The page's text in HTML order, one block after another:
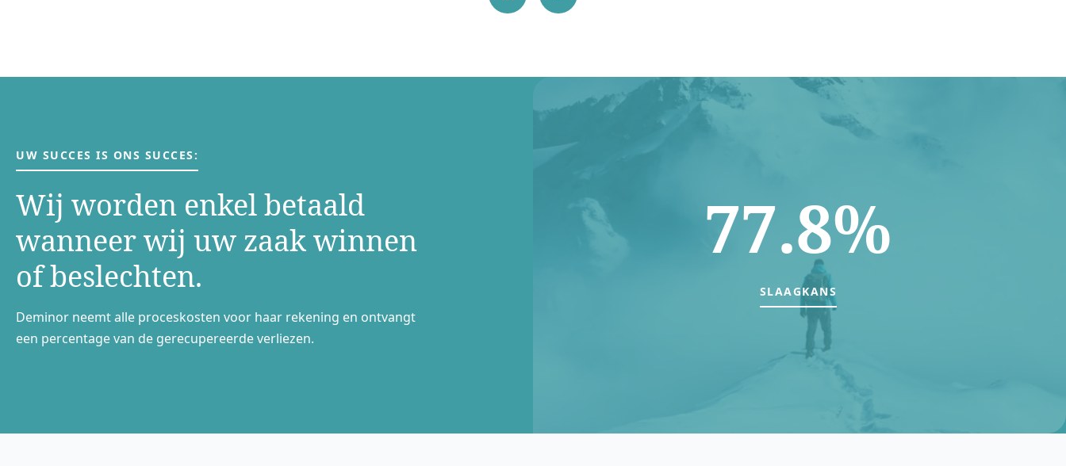
UW SUCCES IS ONS SUCCES:
Wij worden enkel betaald
wanneer wij uw zaak winnen
of beslechten.
Deminor neemt alle proceskosten voor haar rekening en ontvangt
een percentage van de gerecupereerde verliezen.
77.8%
SLAAGKANS